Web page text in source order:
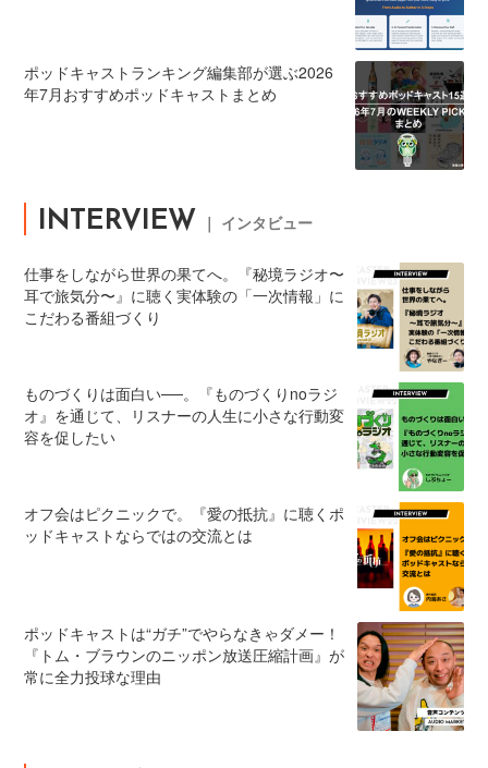
ポッドキャストランキング編集部が選ぶ2026
年7月おすすめポッドキャストまとめ
INTERVIEW ｜ インタビュー
仕事をしながら世界の果てへ。『秘境ラジオ〜
耳で旅気分〜』に聴く実体験の「一次情報」に
こだわる番組づくり
ものづくりは面白い──。『ものづくりnoラジ
オ』を通じて、リスナーの人生に小さな行動変
容を促したい
オフ会はピクニックで。『愛の抵抗』に聴くポ
ッドキャストならではの交流とは
ポッドキャストは“ガチ”でやらなきゃダメー！
『トム・ブラウンのニッポン放送圧縮計画』が
常に全力投球な理由